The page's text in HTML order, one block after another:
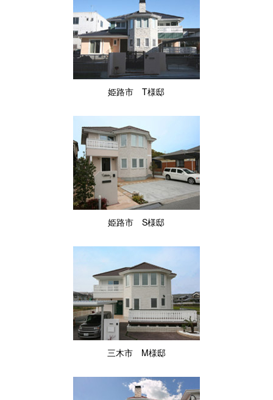
姫路市 T様邸
姫路市 S様邸
三木市 M様邸